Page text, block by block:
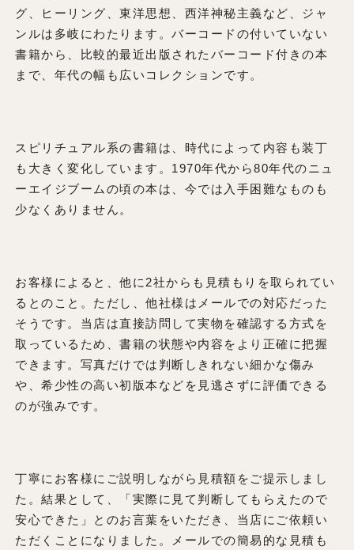
グ、ヒーリング、東洋思想、西洋神秘主義など、ジャ
ンルは多岐にわたります。バーコードの付いていない
書籍から、比較的最近出版されたバーコード付きの本
まで、年代の幅も広いコレクションです。
スピリチュアル系の書籍は、時代によって内容も装丁
も大きく変化しています。1970年代から80年代のニュ
ーエイジブームの頃の本は、今では入手困難なものも
少なくありません。
お客様によると、他に2社からも見積もりを取られてい
るとのこと。ただし、他社様はメールでの対応だった
そうです。当店は直接訪問して実物を確認する方式を
取っているため、書籍の状態や内容をより正確に把握
できます。写真だけでは判断しきれない細かな傷み
や、希少性の高い初版本などを見逃さずに評価できる
のが強みです。
丁寧にお客様にご説明しながら見積額をご提示しまし
た。結果として、「実際に見て判断してもらえたので
安心できた」とのお言葉をいただき、当店にご依頼い
ただくことになりました。メールでの簡易的な見積も